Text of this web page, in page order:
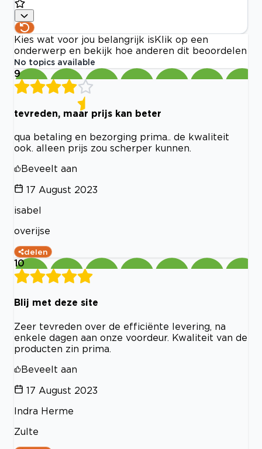
Kies wat voor jou belangrijk is Klik op een
onderwerp en bekijk hoe anderen dit beoordelen
No topics available
9
tevreden, maar prijs kan beter
qua betaling en bezorging prima.. de kwaliteit
ook. alleen prijs zou scherper kunnen.
Beveelt aan
17 August 2023
isabel
overijse
delen
10
Blij met deze site
Zeer tevreden over de efficiënte levering, na
enkele dagen aan onze voordeur. Kwaliteit van de
producten zin prima.
Beveelt aan
17 August 2023
Indra Herme
Zulte